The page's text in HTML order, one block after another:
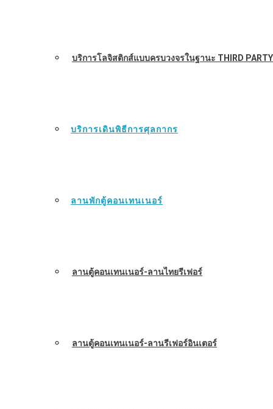
บริการโลจิสติกส์แบบครบวงจรในฐานะ THIRD
บริการเดินพิธีการศุลกากร
ลานพักตู้คอนเทนเนอร์
ลานตู้คอนเทนเนอร์-ลานไทยรีเฟอร์
ลานตู้คอนเทนเนอร์-ลานรีเฟอร์อินเตอร์